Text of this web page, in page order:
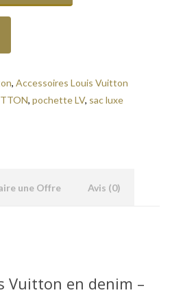
, Accessoires Louis Vuitton
, pochette LV, sac luxe
une Offre Avis (0)
Vuitton en denim –